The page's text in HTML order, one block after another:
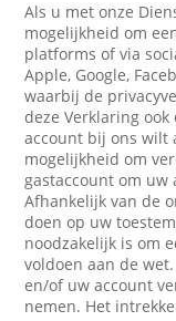
Als u met onze
mogelijkheid om
platforms of via
Apple, Google,
waarbij de
deze Verklaring
account bij ons wilt
mogelijkheid om
gastaccount om uw
Afhankelijk van de
doen op uw
noodzakelijk is om
voldoen aan de
en/of uw account
nemen. Het